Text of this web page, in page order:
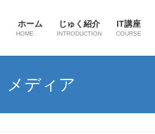
ホーム
HOME
じゅく紹介
INTRODUCTION
IT講座
COURSE
メディア